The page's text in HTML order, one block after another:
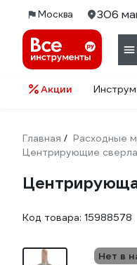
Москва 306
Акции
Главная / Расходные
Центрирующие
Код товара: 15988578
Нет в